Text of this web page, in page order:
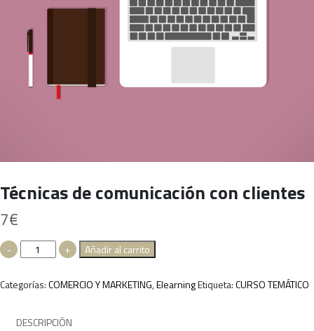
Técnicas de comunicación con clientes
7€
-
Técnicas
de
con
+ Añadir al carrito
Categorías:COMERCIO Y MARKETING,ElearningEtiqueta:CURSO TEMÁTICO
DESCRIPCIÓN